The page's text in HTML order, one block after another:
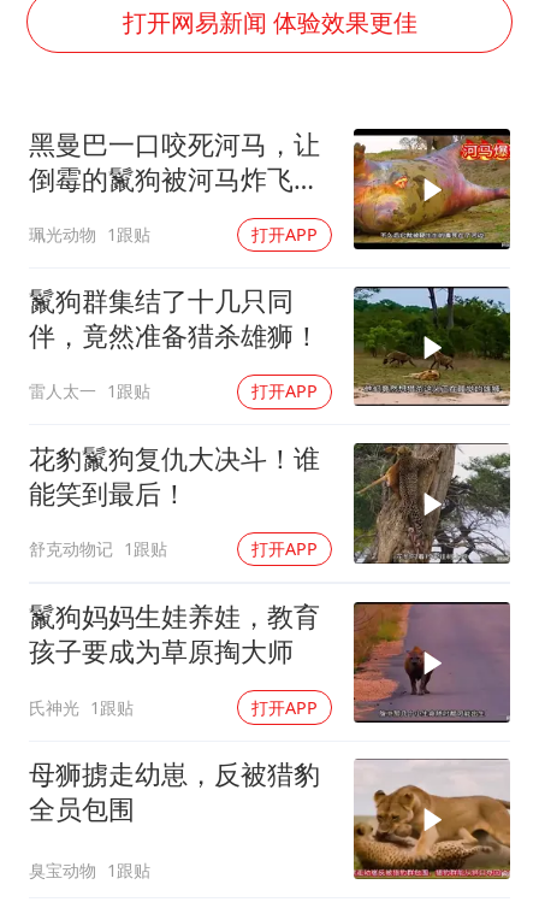
中方公布5项对美反制措施
“中国游”持续带火“中国购”
你常吃的兰州拉面要改名了
张家界中心汽车站候车厅漏水如瀑布
坚持党全面领导和党中央集中统一领导
打开网易新闻 体验效果更佳
黑曼巴一口咬死河马，让
倒霉的鬣狗被河马炸飞，
珮光动物 1跟贴 打开APP
鬣狗群集结了十几只同
伴，竟然准备猎杀雄狮！
雷人太一 1跟贴 打开APP
花豹鬣狗复仇大决斗！谁
能笑到最后！
舒克动物记 1跟贴 打开APP
鬣狗妈妈生娃养娃，教育
孩子要成为草原掏大师
氏神光 1跟贴 打开APP
母狮掳走幼崽，反被猎豹
全员包围
臭宝动物 1跟贴